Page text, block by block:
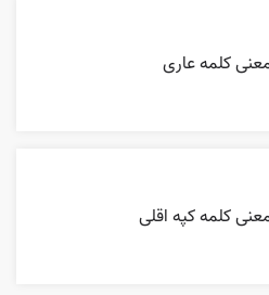
کلمه عاری
کلمه کپه اقلی